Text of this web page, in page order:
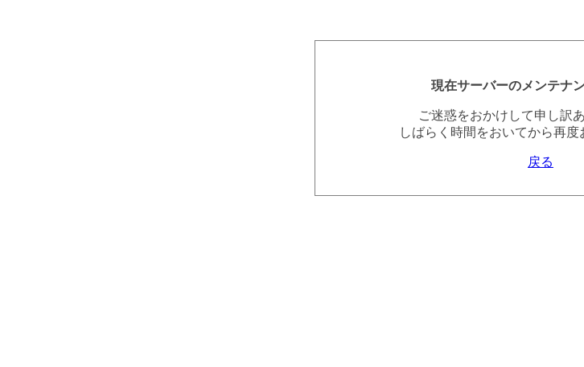
現在サーバーのメンテナ
ご迷惑をおかけして申し訳
しばらく時間をおいてから再度
戻る